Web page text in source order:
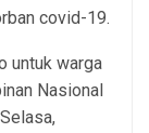
covid-19.
untuk warga
Nasional